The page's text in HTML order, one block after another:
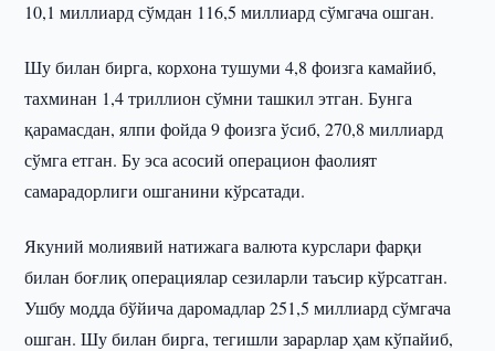
10,1 миллиард сўмдан 116,5 миллиард сўмгача ошган.
Шу билан бирга, корхона тушуми 4,8 фоизга камайиб,
тахминан 1,4 триллион сўмни ташкил этган. Бунга
қарамасдан, ялпи фойда 9 фоизга ўсиб, 270,8 миллиард
сўмга етган. Бу эса асосий операцион фаолият
самарадорлиги ошганини кўрсатади.
Якуний молиявий натижага валюта курслари фарқи
билан боғлиқ операциялар сезиларли таъсир кўрсатган.
Ушбу модда бўйича даромадлар 251,5 миллиард сўмгача
ошган. Шу билан бирга, тегишли зарарлар ҳам кўпайиб,